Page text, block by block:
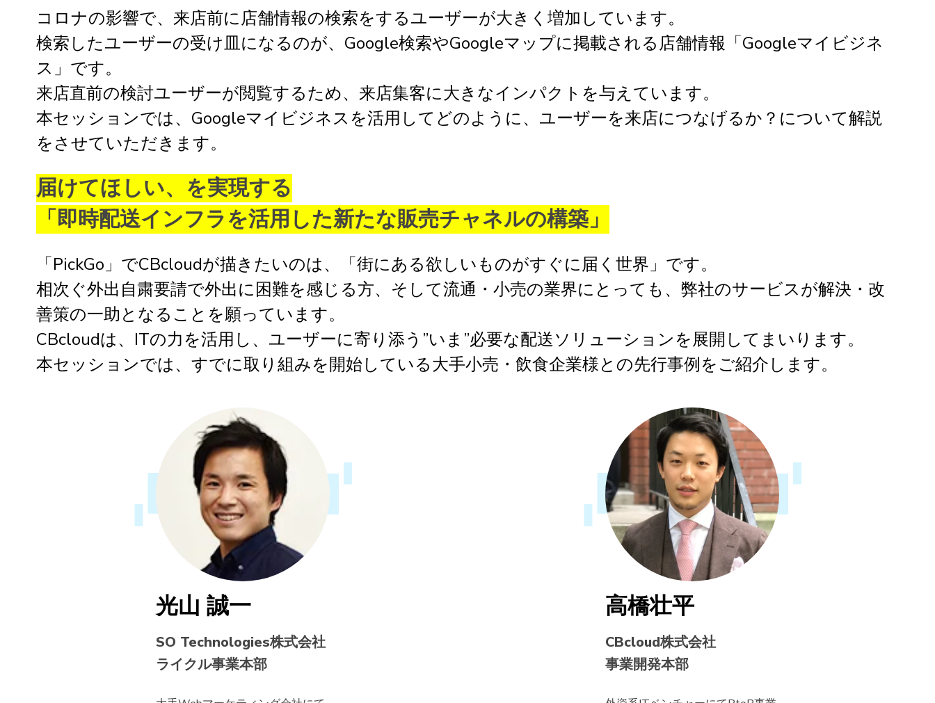
コロナの影響で、来店前に店舗情報の検索をするユーザーが大きく増加しています。
検索したユーザーの受け皿になるのが、Google検索やGoogleマップに掲載される店舗情報「Googleマイビジネ
ス」です。
来店直前の検討ユーザーが閲覧するため、来店集客に大きなインパクトを与えています。
本セッションでは、Googleマイビジネスを活用してどのように、ユーザーを来店につなげるか？について解説
をさせていただきます。
届けてほしい、を実現する
「即時配送インフラを活用した新たな販売チャネルの構築」
「PickGo」でCBcloudが描きたいのは、「街にある欲しいものがすぐに届く世界」です。
相次ぐ外出自粛要請で外出に困難を感じる方、そして流通・小売の業界にとっても、弊社のサービスが解決・改
善策の一助となることを願っています。
CBcloudは、ITの力を活用し、ユーザーに寄り添う”いま”必要な配送ソリューションを展開してまいります。
本セッションでは、すでに取り組みを開始している大手小売・飲食企業様との先行事例をご紹介します。
光山 誠一
SO Technologies株式会社
ライクル事業本部
高橋壮平
CBcloud株式会社
事業開発本部